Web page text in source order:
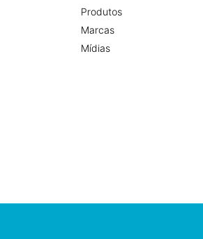
Produtos
Marcas
Mídias